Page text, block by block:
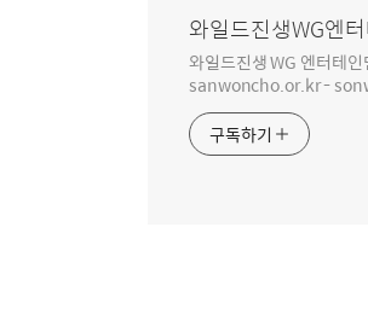
와일드진생WG엔
와일드진생 WG 엔터테
sanwoncho.or.kr -
구독하기